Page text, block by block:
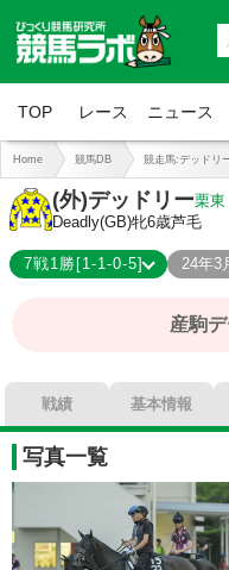
TOP レース ニュース
Home 競馬DB 競走馬:デッドリ
(外)デッドリー栗東
Deadly(GB)牝6歳芦毛
7戦1勝[1-1-0-5]
24年3
複勝
産駒
戦績 基本情報
写真一覧